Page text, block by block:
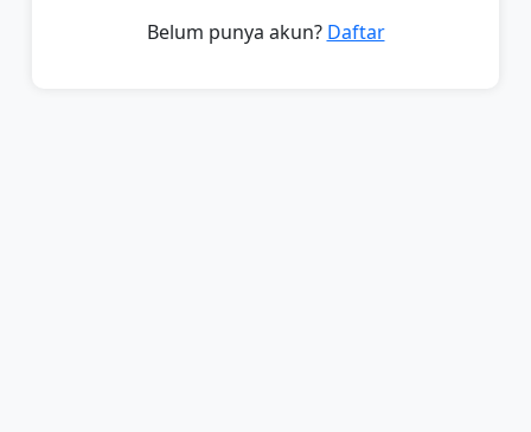
Belum punya akun? Daftar